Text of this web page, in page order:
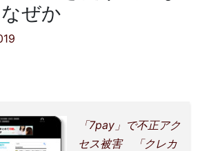
ぜか
「7pay」で不正アク
セス被害 「クレカ